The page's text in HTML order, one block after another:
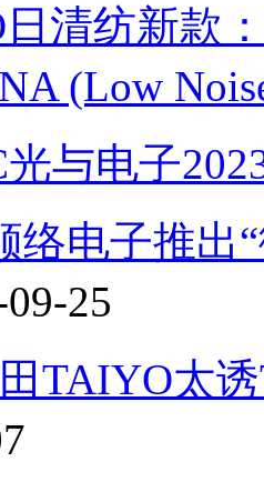
清纺新款
(Low
与电子
络电子推
25
TAIYO太